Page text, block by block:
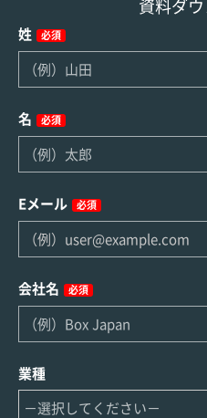
資料ダ
姓 必須
名 必須
Eメール 必須
会社名 必須
業種